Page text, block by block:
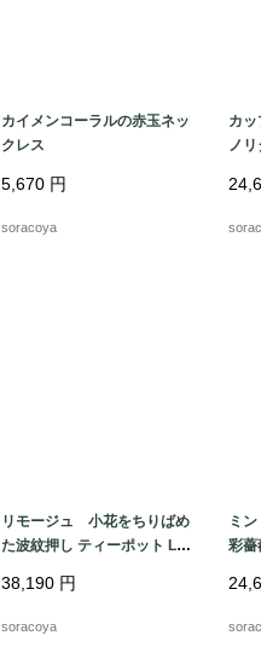
カイメンコーラルの赤玉ネッ
クレス
5,670円
soracoya
カ
ノ
リモージュ 小花をちりばめ
た波紋押し ティーポット Li
38,190円
soracoya
ミ
彩薔